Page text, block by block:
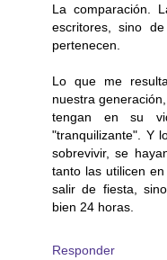
La comparación.
escritores, sino
pertenecen.
Lo que me
nuestra
tengan en su
"tranquilizante". Y
sobrevivir, se
tanto las utilicen
salir de fiesta,
bien 24 horas.
Responder